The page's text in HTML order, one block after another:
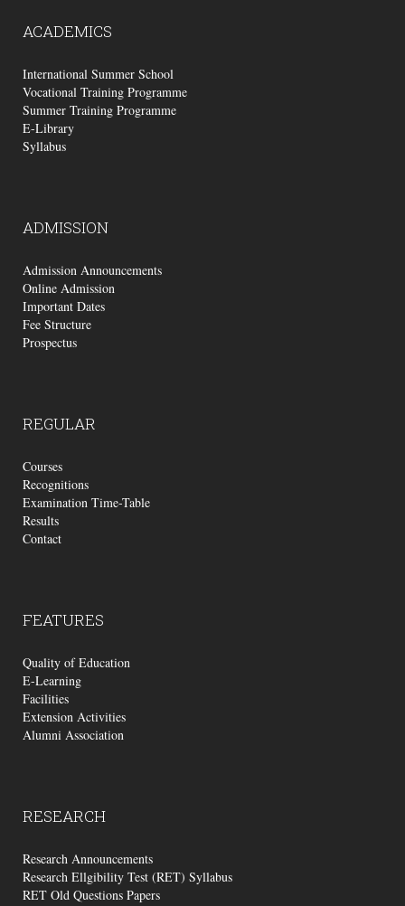
ACADEMICS
International Summer School
Vocational Training Programme
Summer Training Programme
E-Library
Syllabus
ADMISSION
Admission Announcements
Online Admission
Important Dates
Fee Structure
Prospectus
REGULAR
Courses
Recognitions
Examination Time-Table
Results
Contact
FEATURES
Quality of Education
E-Learning
Facilities
Extension Activities
Alumni Association
RESEARCH
Research Announcements
Research Ellgibility Test (RET) Syllabus
RET Old Questions Papers